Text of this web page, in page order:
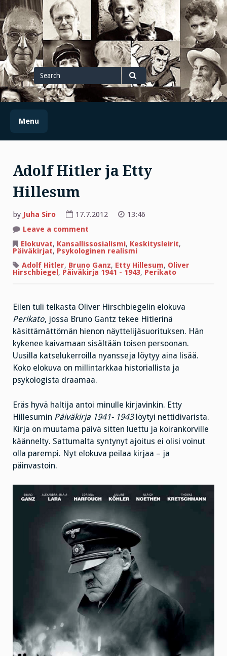
Skip
to
content
Search
for
Search
Menu
Adolf Hitler ja Etty
Hillesum
by Juha Siro 17.7.2012
13:46
Leave a comment
Hitler
ja
Etty
Hillesum
Elokuvat, Kansallissosialismi, Keskitysleirit,
Päiväkirjat, Psykologinen realismi
Adolf Hitler, Bruno Ganz, Etty Hillesum, Oliver
Hirschbiegel , Päiväkirja 1941 - 1943, Perikato
Eilen tuli telkasta Oliver Hirschbiegelin elokuva
Perikato, jossa Bruno Gantz tekee Hitlerinä
käsittämättömän hienon näyttelijäsuorituksen. Hän
kykenee kaivamaan sisältään toisen persoonan.
Uusilla katselukerroilla nyansseja löytyy aina lisää.
Koko elokuva on millintarkkaa historiallista ja
psykologista draamaa.
Eräs hyvä haltija antoi minulle kirjavinkin. Etty
Hillesumin Päiväkirja 1941- 1943löytyi nettidivarista.
Kirja on muutama päivä sitten luettu ja koirankorville
käännelty. Sattumalta syntynyt ajoitus ei olisi voinut
olla parempi. Nyt elokuva peilaa kirjaa – ja
päinvastoin.